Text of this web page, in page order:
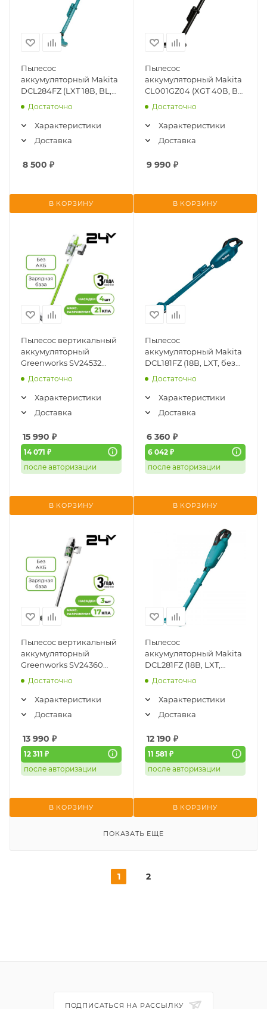
Пылесос
аккумуляторный Makita
DCL284FZ (LXT 18В, BL,
1200 л/мин, 18 кПа, без
АКБ и ЗУ)
Достаточно
Характеристики
Доставка
8 500 ₽
В КОРЗИНУ
Пылесос
аккумуляторный Makita
CL001GZ04 (XGT 40В, BL,
21 кПа, без АКБ и ЗУ)
Достаточно
Характеристики
Доставка
9 990 ₽
В КОРЗИНУ
Пылесос вертикальный
аккумуляторный
Greenworks SV24532
(4702007) (24В, бесщ.,
без АКБ и ЗУ)
Достаточно
Характеристики
Доставка
15 990 ₽
14 071 ₽
после авторизации
В КОРЗИНУ
Пылесос
аккумуляторный Makita
DCL181FZ (18В, LXT, без
АКБ и ЗУ)
Достаточно
Характеристики
Доставка
6 360 ₽
6 042 ₽
после авторизации
В КОРЗИНУ
Пылесос вертикальный
аккумуляторный
Greenworks SV24360
(4702107) (24В, бесщ.,
без АКБ и ЗУ)
Достаточно
Характеристики
Доставка
13 990 ₽
12 311 ₽
после авторизации
В КОРЗИНУ
Пылесос
аккумуляторный Makita
DCL281FZ (18В, LXT,
бесщ., 0.65л, 2 скорости,
подсветка, без АКБ и ЗУ)
Достаточно
Характеристики
Доставка
12 190 ₽
11 581 ₽
после авторизации
В КОРЗИНУ
ПОКАЗАТЬ ЕЩЕ
1 2
ПОДПИСАТЬСЯ НА РАССЫЛКУ